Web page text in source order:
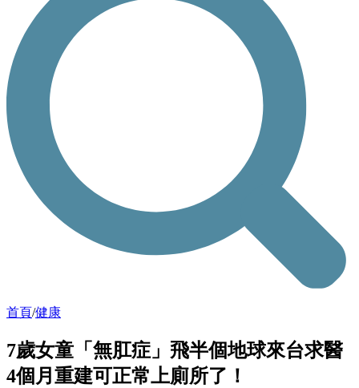
首頁/健康
7歲女童「無肛症」飛半個地球來台求醫
4個月重建可正常上廁所了！